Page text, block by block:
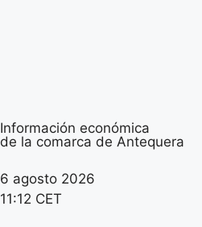
Información económica
de la comarca de Antequera
6 agosto 2026
11:12 CET